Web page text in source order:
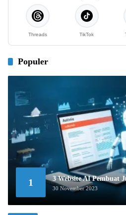
Threads TikTok
Populer
1 3 Website AI Pembuat
30 November 2023